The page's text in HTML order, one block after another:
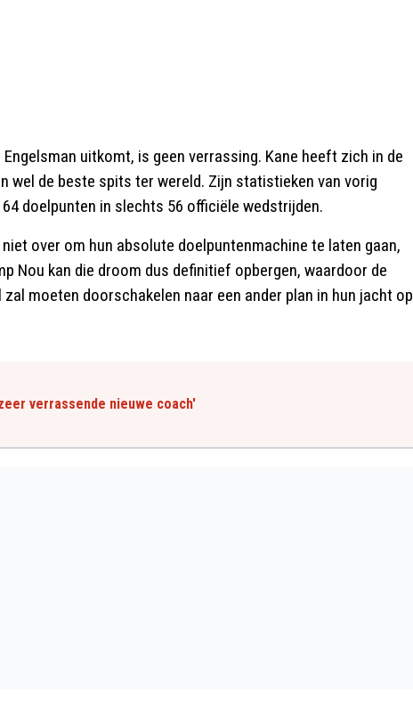
uitkomt, is geen verrassing. Kane heeft zich in de
wel de beste spits ter wereld. Zijn statistieken van vorig
doelpunten in slechts 56 officiële wedstrijden.
over om hun absolute doelpuntenmachine te laten gaan,
Nou kan die droom dus definitief opbergen, waardoor de
moeten doorschakelen naar een ander plan in hun jacht op
verrassende nieuwe coach'